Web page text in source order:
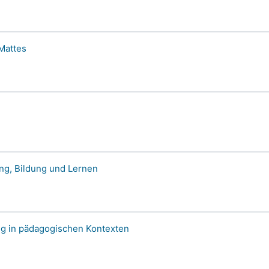
Bildung und Lernen
in pädagogischen Kontexten